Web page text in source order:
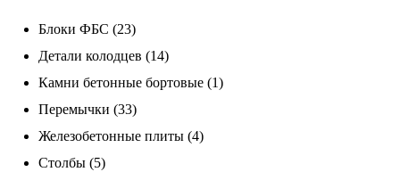
Блоки ФБС (23)
Детали колодцев (14)
Камни бетонные бортовые (1)
Перемычки (33)
Железобетонные плиты (4)
Столбы (5)